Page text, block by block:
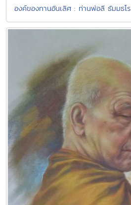
องค์ของทานอันเลิศ : ท่านพ่อลี ธัมมธโร